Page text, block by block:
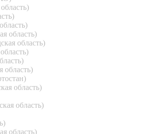
область)
область)
область)
область)
область)
область)